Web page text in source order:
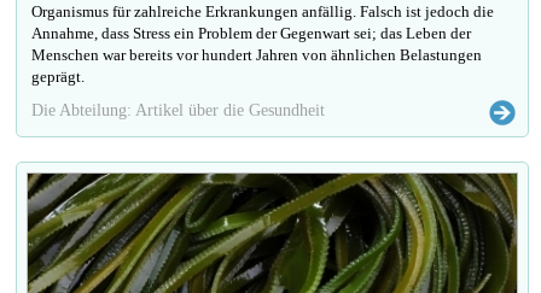
Organismus für zahlreiche Erkrankungen anfällig. Falsch ist jedoch die
Annahme, dass Stress ein Problem der Gegenwart sei; das Leben der
Menschen war bereits vor hundert Jahren von ähnlichen Belastungen
geprägt.
Die Abteilung: Artikel über die Gesundheit